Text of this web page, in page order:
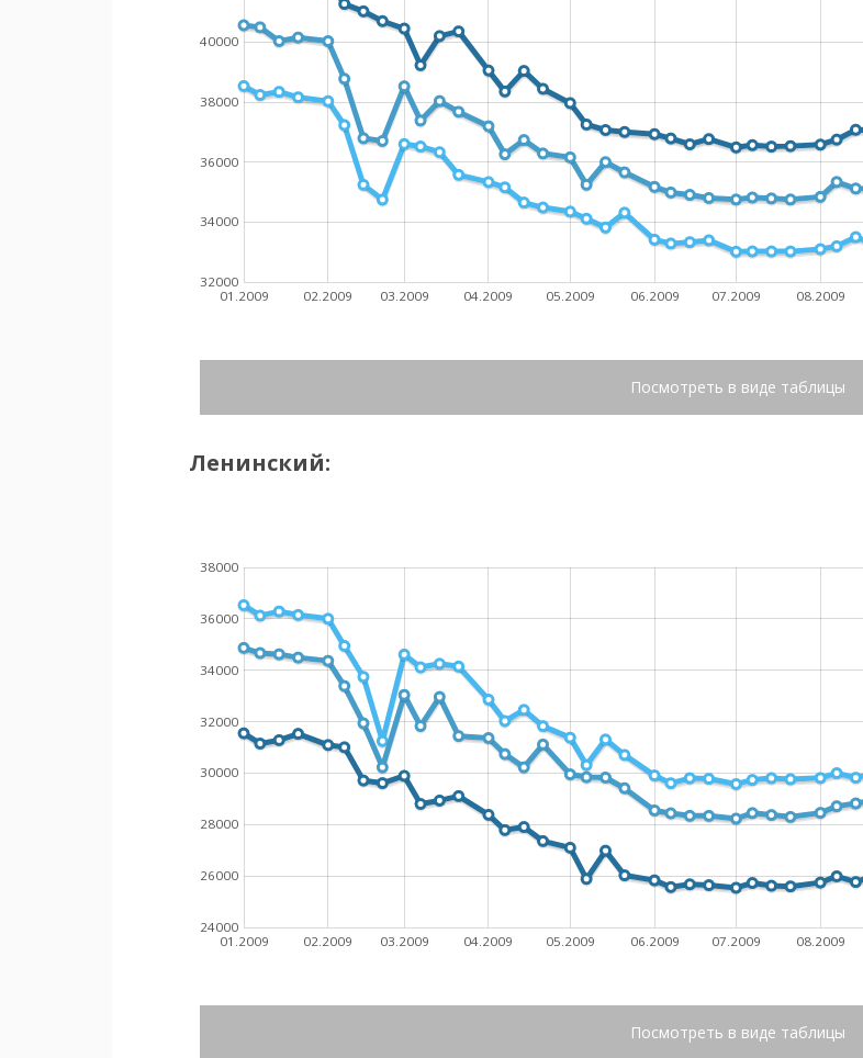
01.2009 02.2009 03.2009 04.2009 05.2009 06.2009 07.2009 08.2009
32000
34000
36000
38000
40000
Посмотреть в виде таблицы
Ленинский:
01.2009 02.2009 03.2009 04.2009 05.2009 06.2009 07.2009 08.2009
24000
26000
28000
30000
32000
34000
36000
38000
Посмотреть в виде таблицы